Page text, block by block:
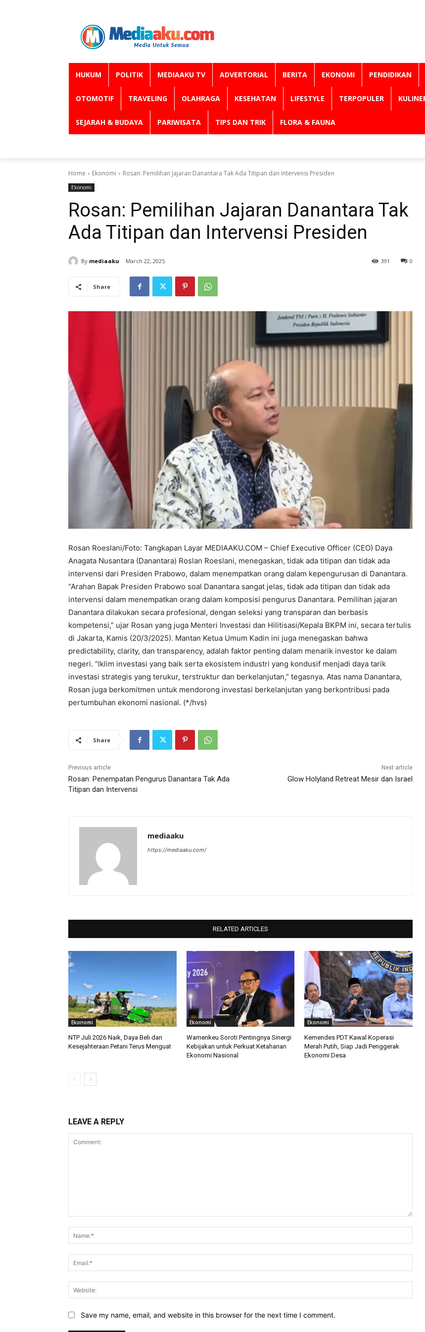
HUKUM POLITIK MEDIAAKU TV ADVERTORIAL BERITA EKONOMI PENDIDIKAN
OTOMOTIF TRAVELING OLAHRAGA KESEHATAN LIFESTYLE TERPOPULER
SEJARAH & BUDAYA PARIWISATA TIPS DAN TRIK FLORA & FAUNA
Home Ekonomi Rosan: Pemilihan Jajaran Danantara Tak Ada Titipan dan Intervensi Presiden
Ekonomi
Rosan: Pemilihan Jajaran Danantara Tak
Ada Titipan dan Intervensi Presiden
By mediaaku March 22, 2025 0
391
Share
Rosan Roeslani/Foto: Tangkapan Layar MEDIAAKU.COM – Chief Executive Officer (CEO) Daya
Anagata Nusantara (Danantara) Roslan Roeslani, menegaskan, tidak ada titipan dan tidak ada
intervensi dari Presiden Prabowo, dalam menempatkan orang dalam kepengurusan di Danantara.
“Arahan Bapak Presiden Prabowo soal Danantara sangat jelas, tidak ada titipan dan tidak ada
intervensi dalam menempatkan orang dalam komposisi pengurus Danantara. Pemilihan jajaran
Danantara dilakukan secara profesional, dengan seleksi yang transparan dan berbasis
kompetensi,” ujar Rosan yang juga Menteri Investasi dan Hilitisasi/Kepala BKPM ini, secara tertulis
di Jakarta, Kamis (20/3/2025). Mantan Ketua Umum Kadin ini juga menegaskan bahwa
predictability, clarity, dan transparency, adalah faktor penting dalam menarik investor ke dalam
negeri. “Iklim investasi yang baik serta ekosistem industri yang kondusif menjadi daya tarik
investasi strategis yang terukur, terstruktur dan berkelanjutan,” tegasnya. Atas nama Danantara,
Rosan juga berkomitmen untuk mendorong investasi berkelanjutan yang berkontribusi pada
pertumbuhan ekonomi nasional. (*/hvs)
Share
Previous article
Rosan: Penempatan Pengurus Danantara Tak Ada
Titipan dan Intervensi
Next article
Glow Holyland Retreat Mesir dan Israel
mediaaku
https://mediaaku.com/
RELATED ARTICLES
Ekonomi
NTP Juli 2026 Naik, Daya Beli dan
Kesejahteraan Petani Terus Menguat
Ekonomi
Wamenkeu Soroti Pentingnya Sinergi
Kebijakan untuk Perkuat Ketahanan
Ekonomi Nasional
Ekonomi
Kemendes PDT Kawal Koperasi
Merah Putih, Siap Jadi Penggerak
Ekonomi Desa
LEAVE A REPLY
Save my name, email, and website in this browser for the next time I comment.